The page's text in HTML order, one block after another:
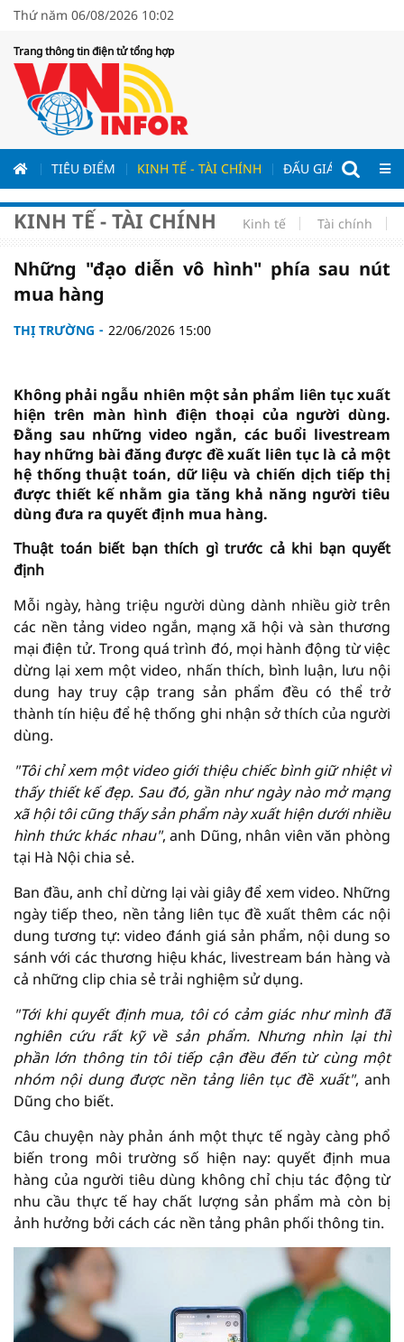
Thứ năm 06/08/2026 10:02
Trang thông tin điện tử tổng hợp
TIÊU ĐIỂM KINH TẾ - TÀI CHÍNH ĐẤU GIÁ - ĐẤU
KINH TẾ - TÀI CHÍNH Kinh tế Tài chính
Những "đạo diễn vô hình" phía sau nút
mua hàng
THỊ TRƯỜNG 22/06/2026 15:00
Không phải ngẫu nhiên một sản phẩm liên tục xuất
hiện trên màn hình điện thoại của người dùng.
Đằng sau những video ngắn, các buổi livestream
hay những bài đăng được đề xuất liên tục là cả một
hệ thống thuật toán, dữ liệu và chiến dịch tiếp thị
được thiết kế nhằm gia tăng khả năng người tiêu
dùng đưa ra quyết định mua hàng.
Thuật toán biết bạn thích gì trước cả khi bạn quyết
định
Mỗi ngày, hàng triệu người dùng dành nhiều giờ trên
các nền tảng video ngắn, mạng xã hội và sàn thương
mại điện tử. Trong quá trình đó, mọi hành động từ việc
dừng lại xem một video, nhấn thích, bình luận, lưu nội
dung hay truy cập trang sản phẩm đều có thể trở
thành tín hiệu để hệ thống ghi nhận sở thích của người
dùng.
"Tôi chỉ xem một video giới thiệu chiếc bình giữ nhiệt vì
thấy thiết kế đẹp. Sau đó, gần như ngày nào mở mạng
xã hội tôi cũng thấy sản phẩm này xuất hiện dưới nhiều
hình thức khác nhau", anh Dũng, nhân viên văn phòng
tại Hà Nội chia sẻ.
Ban đầu, anh chỉ dừng lại vài giây để xem video. Những
ngày tiếp theo, nền tảng liên tục đề xuất thêm các nội
dung tương tự: video đánh giá sản phẩm, nội dung so
sánh với các thương hiệu khác, livestream bán hàng và
cả những clip chia sẻ trải nghiệm sử dụng.
"Tới khi quyết định mua, tôi có cảm giác như mình đã
nghiên cứu rất kỹ về sản phẩm. Nhưng nhìn lại thì
phần lớn thông tin tôi tiếp cận đều đến từ cùng một
nhóm nội dung được nền tảng liên tục đề xuất", anh
Dũng cho biết.
Câu chuyện này phản ánh một thực tế ngày càng phổ
biến trong môi trường số hiện nay: quyết định mua
hàng của người tiêu dùng không chỉ chịu tác động từ
nhu cầu thực tế hay chất lượng sản phẩm mà còn bị
ảnh hưởng bởi cách các nền tảng phân phối thông tin.